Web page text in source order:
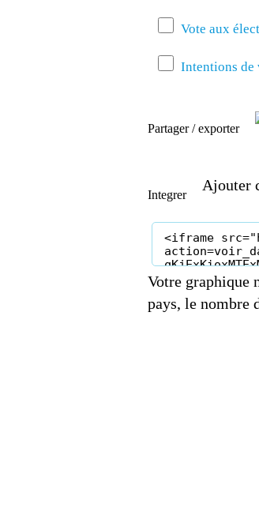
Vote aux
Intentions de
Partager / exporter
Integrer
Ajouter
Votre graphique
pays, le nombre